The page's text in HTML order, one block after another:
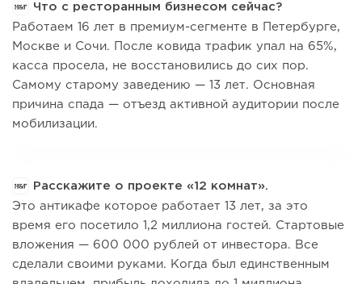
Что с ресторанным бизнесом сейчас?
Работаем 16 лет в премиум-сегменте в Петербурге,
Москве и Сочи. После ковида трафик упал на 65%,
касса просела, не восстановились до сих пор.
Самому старому заведению — 13 лет. Основная
причина спада — отъезд активной аудитории после
мобилизации.
Расскажите о проекте «12 комнат».
Это антикафе которое работает 13 лет, за это
время его посетило 1,2 миллиона гостей. Стартовые
вложения — 600 000 рублей от инвестора. Все
сделали своими руками. Когда был единственным